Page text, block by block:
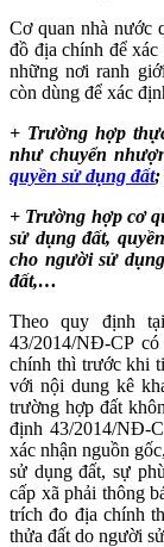
Cơ quan nhà nước
đồ địa chính để
những nơi ranh
còn dùng để xác
+ Trường hợp
như chuyển
quyền sử dụng đất;
+ Trường hợp cơ
sử dụng đất,
cho người sử
đất,…
Theo quy định
43/2014/NĐ-CP
chính thì trước khi
với nội dung kê
trường hợp đất
định 43/2014/NĐ-
xác nhận nguồn
sử dụng đất, sự
cấp xã phải thông
trích đo địa chính
thửa đất do người